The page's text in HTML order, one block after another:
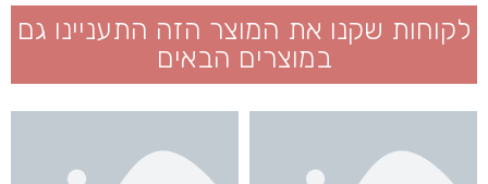
לקוחות שקנו את המוצר הזה התעניינו גם
במוצרים הבאים